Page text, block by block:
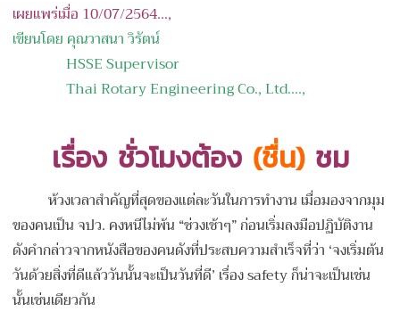
เผยแพร่เมื่อ 10/07/2564...,
เขียนโดย คุณวาสนา วิรัตน์
HSSE Supervisor
Thai Rotary Engineering Co., Ltd....,
เรื่อง ชั่วโมงต้อง (ชื่น) ชม
ห้วงเวลาสำคัญที่สุดของแต่ละวันในการทำงาน เมื่อมองจากมุม
ของคนเป็น จปว. คงหนีไม่พ้น “ช่วงเช้าๆ” ก่อนเริ่มลงมือปฏิบัติงาน
ดังคำกล่าวจากหนังสือของคนดังที่ประสบความสำเร็จที่ว่า ‘จงเริ่มต้น
วันด้วยสิ่งที่ดีแล้ววันนั้นจะเป็นวันที่ดี’ เรื่อง safety ก็น่าจะเป็นเช่น
นั้นเช่นเดียวกัน